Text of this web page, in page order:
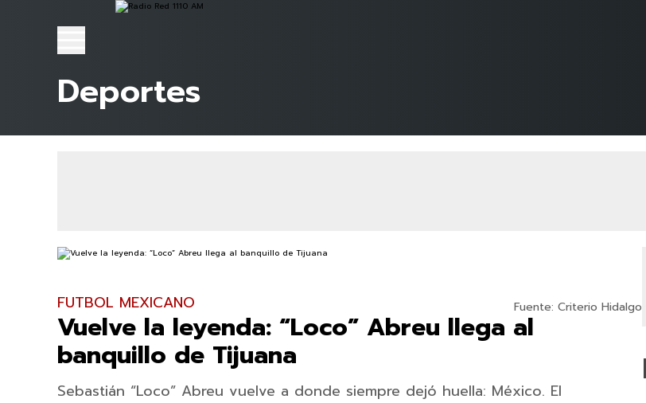
Deportes
Fuente: Criterio Hidalgo
FUTBOL MEXICANO
Vuelve la leyenda: “Loco” Abreu llega al
banquillo de Tijuana
Sebastián “Loco” Abreu vuelve a donde siempre dejó huella: México. El